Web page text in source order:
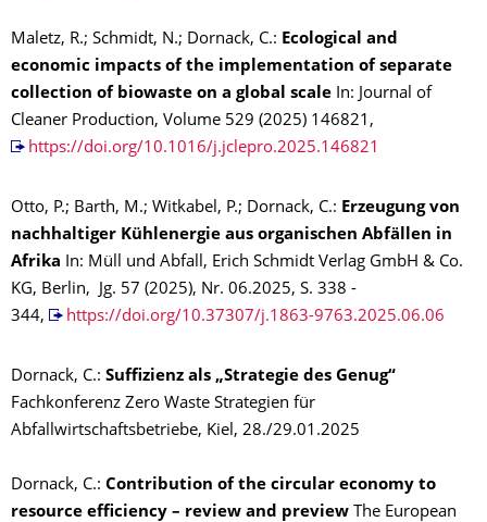
Maletz, R.; Schmidt, N.; Dornack, C.: Ecological and
economic impacts of the implementation of separate
collection of biowaste on a global scale In: Journal of
Cleaner Production, Volume 529 (2025) 146821,
https://doi.org/10.1016/j.jclepro.2025.146821
Otto, P.; Barth, M.; Witkabel, P.; Dornack, C.: Erzeugung von
nachhaltiger Kühlenergie aus organischen Abfällen in
Afrika In: Müll und Abfall, Erich Schmidt Verlag GmbH & Co.
KG, Berlin, Jg. 57 (2025), Nr. 06.2025, S. 338 -
344,
https://doi.org/10.37307/j.1863-9763.2025.06.06
Dornack, C.: Suffizienz als „Strategie des Genug“
Fachkonferenz Zero Waste Strategien für
Abfallwirtschaftsbetriebe, Kiel, 28./29.01.2025
Dornack, C.: Contribution of the circular economy to
resource efficiency – review and preview The European